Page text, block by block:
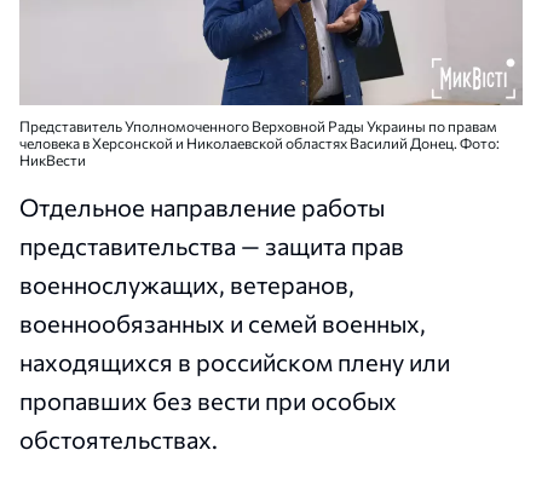
Представитель Уполномоченного Верховной Рады Украины по правам
человека в Херсонской и Николаевской областях Василий Донец. Фото:
НикВести
Отдельное направление работы
представительства — защита прав
военнослужащих, ветеранов,
военнообязанных и семей военных,
находящихся в российском плену или
пропавших без вести при особых
обстоятельствах.